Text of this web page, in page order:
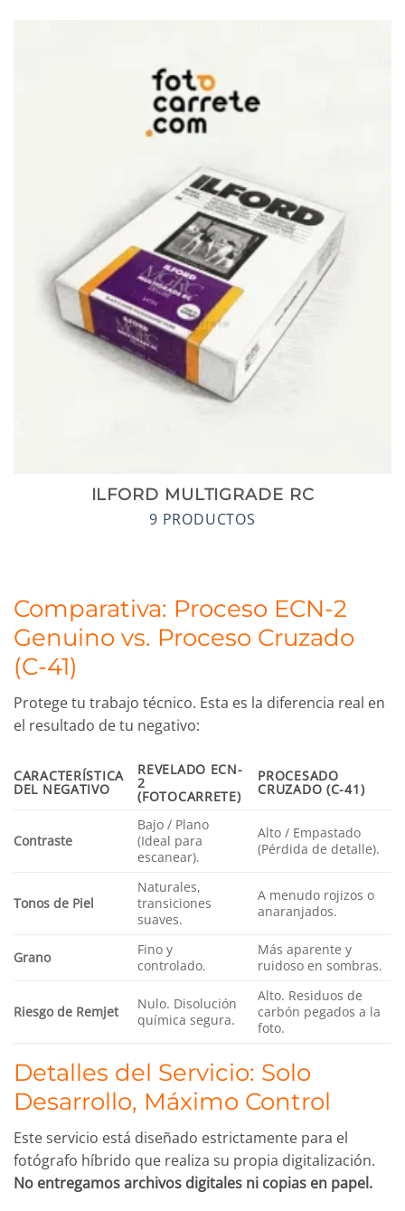
ILFORD MULTIGRADE RC
9 PRODUCTOS
Comparativa: Proceso ECN-2
Genuino vs. Proceso Cruzado
(C-41)
Protege tu trabajo técnico. Esta es la diferencia real en
el resultado de tu negativo:
CARACTERÍSTICA
DEL NEGATIVO
REVELADO ECN-
2
(FOTOCARRETE)
PROCESADO
CRUZADO (C-41)
Contraste
Bajo / Plano
(Ideal para
escanear).
Alto / Empastado
(Pérdida de detalle).
Tonos de Piel
Naturales,
transiciones
suaves.
A menudo rojizos o
anaranjados.
Grano
Fino y
controlado.
Más aparente y
ruidoso en sombras.
Riesgo de Remjet
Nulo. Disolución
química segura.
Alto. Residuos de
carbón pegados a la
foto.
Detalles del Servicio: Solo
Desarrollo, Máximo Control
Este servicio está diseñado estrictamente para el
fotógrafo híbrido que realiza su propia digitalización.
No entregamos archivos digitales ni copias en papel.